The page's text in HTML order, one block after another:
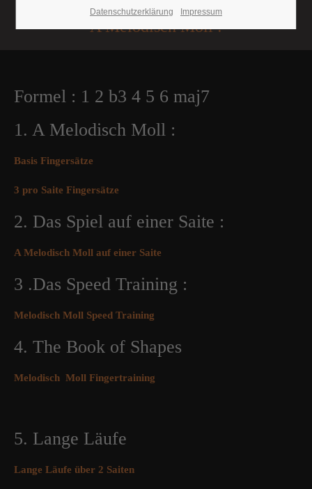
A Melodisch Moll :
Formel : 1 2 b3 4 5 6 maj7
1. A Melodisch Moll :
Basis Fingersätze
3 pro Saite Fingersätze
2. Das Spiel auf einer Saite :
A Melodisch Moll auf einer Saite
3 .Das Speed Training :
Melodisch Moll Speed Training
4. The Book of Shapes
Melodisch Moll Fingertraining
5. Lange Läufe
Lange Läufe über 2 Saiten
Datenschutzerklärung Impressum